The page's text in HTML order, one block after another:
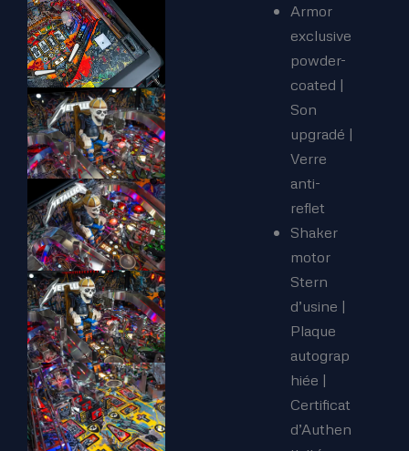
Armor
exclusive
powder-
coated |
Son
upgradé |
Verre
anti-
reflet
Shaker
motor
Stern
d’usine |
Plaque
autograp
hiée |
Certificat
d’Authen